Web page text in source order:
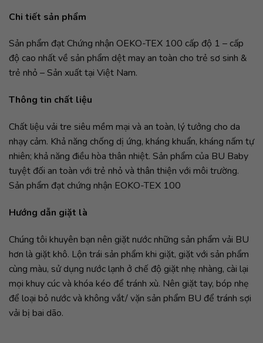
Chi tiết sản phẩm
Sản phẩm đạt Chứng nhận OEKO-TEX 100 cấp độ 1 – cấp
độ cao nhất về sản phẩm dệt may an toàn cho trẻ sơ sinh &
trẻ nhỏ – Sản xuất tại Việt Nam.
Thông tin chất liệu
Chất liệu vải tre siêu mềm mại và an toàn, lý tưởng cho da
nhạy cảm. Khả năng chống dị ứng, kháng khuẩn, kháng nấm tự
nhiên; khả năng điều hòa thân nhiệt. Sản phẩm của BU Baby
tuyệt đối an toàn với trẻ nhỏ và thân thiện với môi trường.
Sản phẩm đạt chứng nhận EOKO-TEX 100
Hướng dẫn giặt là
Chúng tôi khuyên bạn nên giặt nước những sản phẩm vải BU
hơn là giặt khô. Lộn trái sản phẩm khi giặt, giặt với sản phẩm
cùng màu, sử dụng nước lạnh ở chế độ giặt nhẹ nhàng, cài lại
mọi khuy cúc và khóa kéo để tránh xù. Nên giặt tay, bóp nhẹ
để loại bỏ nước và không vắt/ vặn sản phẩm BU để tránh sợi
vải bị bai dão.